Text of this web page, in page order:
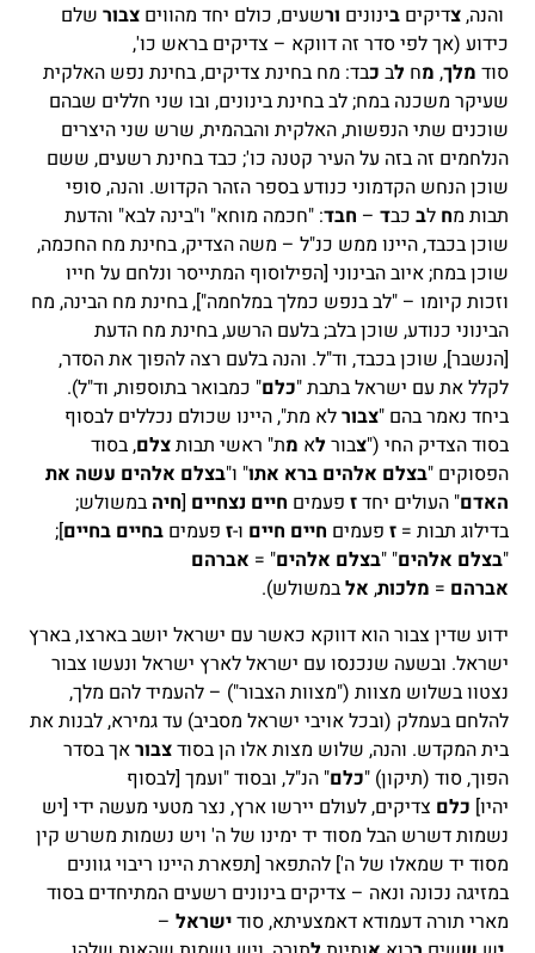
והנה,צדיקיםבינונים ורשעים, כולם יחד מהוויםצבור שלם
כידוע (אך לפי סדר זה דווקא – צדיקים בראש כו',
סוד מלך, מחלב כבד: מח בחינת צדיקים, בחינת נפש האלקית
שעיקר משכנה במח; לב בחינת בינונים, ובו שני חללים שבהם
שוכנים שתי הנפשות, האלקית והבהמית, שרש שני היצרים
הנלחמים זה בזה על העיר קטנה כו'; כבד בחינת רשעים, ששם
שוכן הנחש הקדמוני כנודע בספר הזהר הקדוש. והנה, סופי
תבות מח לב כבד – חבד: "חכמה מוחא" ו"בינה לבא" והדעת
שוכן בכבד, היינו ממש כנ"ל – משה הצדיק, בחינת מח החכמה,
שוכן במח; איוב הבינוני [הפילוסוף המתייסר ונלחם על חייו
וזכות קיומו – "לב בנפש כמלך במלחמה"], בחינת מח הבינה, מח
הבינוני כנודע, שוכן בלב; בלעם הרשע, בחינת מח הדעת
[הנשבר], שוכן בכבד, וד"ל. והנה בלעם רצה להפוך את הסדר,
לקלל את עם ישראל בתבת "כלם" כמבואר בתוספות, וד"ל).
ביחד נאמר בהם "צבורלא מת", היינו שכולם נכללים לבסוף
בסוד הצדיק החי ("צבורלא מת" ראשי תבותצלם, בסוד
הפסוקים "בצלם אלהים ברא אתו" ו"בצלם אלהים עשה את
האדם" העולים יחדז פעמים חיים נצחיים [חיה במשולש;
בדילוג תבות =ז פעמים חיים חיים ו-ז פעמיםבחיים בחיים];
"בצלם אלהים" "בצלם אלהים" = אברהם
אברהם = מלכות, אלבמשולש).
ידוע שדין צבור הוא דווקא כאשר עם ישראל יושב בארצו, בארץ
ישראל. ובשעה שנכנסו עם ישראל לארץ ישראל ונעשו צבור
נצטוו בשלוש מצוות ("מצוות הצבור") – להעמיד להם מלך,
להלחם בעמלק (ובכל אויבי ישראל מסביב) עד גמירא, לבנות את
בית המקדש. והנה, שלוש מצות אלו הן בסודצבוראך בסדר
הפוך, סוד (תיקון) "כלם" הנ"ל, ובסוד "ועמך [לבסוף
יהיו] כלם צדיקים, לעולם יירשו ארץ, נצר מטעי מעשה ידי [יש
נשמות דשרש הבל מסוד יד ימינו של ה' ויש נשמות משרש קין
מסוד יד שמאלו של ה'] להתפאר [תפארת היינו ריבוי גוונים
במזיגה נכונה ונאה – צדיקים בינונים רשעים המתיחדים בסוד
מארי תורה דעמודא דאמצעיתא, סודישראל –